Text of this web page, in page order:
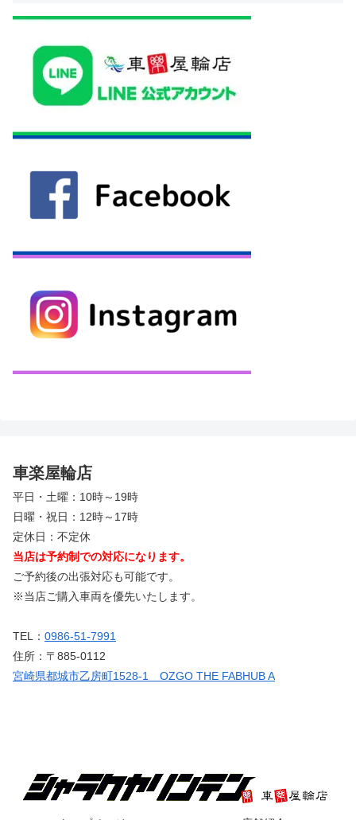
車楽屋輪店
平日・土曜：10時～19時
日曜・祝日：12時～17時
定休日：不定休
当店は予約制での対応になります。
ご予約後の出張対応も可能です。
※当店ご購入車両を優先いたします。
TEL： 0986-51-7991
住所：〒885-0112
宮崎県都城市乙房町1528-1 OZGO THE FABHUB A